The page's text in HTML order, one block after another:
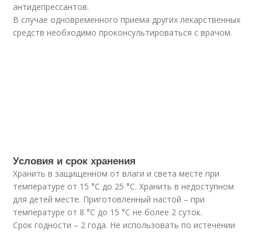
антидепрессантов.
В случае одновременного приема других лекарственных
средств необходимо проконсультироваться с врачом.
Условия и срок хранения
Хранить в защищенном от влаги и света месте при
температуре от 15 °C до 25 °C. Хранить в недоступном
для детей месте. Приготовленный настой – при
температуре от 8 °C до 15 °C не более 2 суток.
Срок годности – 2 года. Не использовать по истечении